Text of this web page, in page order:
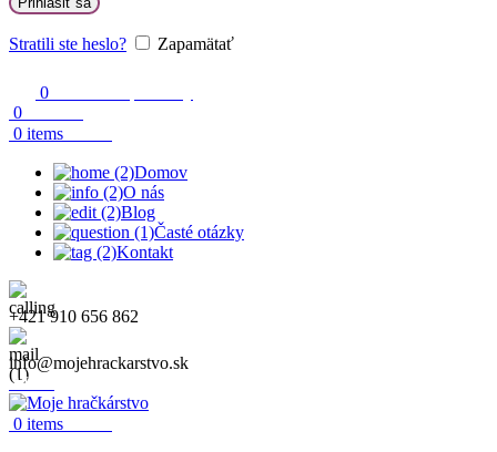
Stratili ste heslo? Zapamätať
0
0
0 items
Domov
O nás
Blog
Časté otázky
Kontakt
+421 910 656 862
info@mojehrackarstvo.sk
Menu
0 items